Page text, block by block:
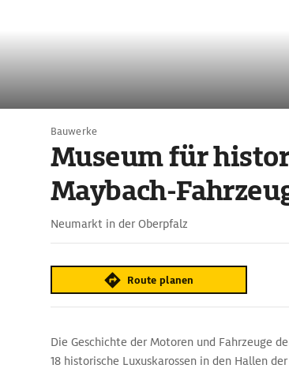
Bauwerke
Museum für
Maybach-
Neumarkt in der Oberpfalz
Route planen
Die Geschichte der Motoren und Fahrzeuge
18 historische Luxuskarossen in den Hallen